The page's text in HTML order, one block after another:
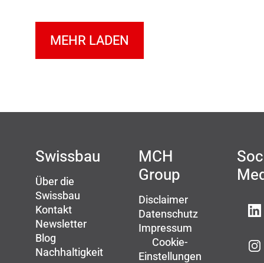
MEHR LADEN
Swissbau
Über die
Swissbau
Kontakt
Newsletter
Blog
Nachhaltigkeit
MCH
Group
Disclaimer
Datenschutz
Impressum
Cookie-
Einstellungen